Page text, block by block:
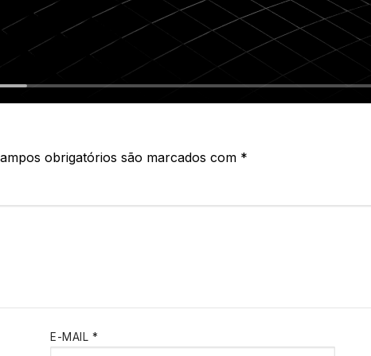
obrigatórios são marcados com *
E-MAIL *